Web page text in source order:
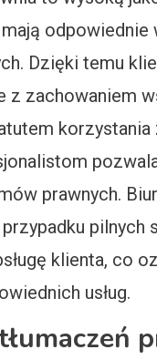
odpowiednie
Dzięki temu
z zachowaniem
korzystania
prawnych.
pilnych
klienta, co
usług.